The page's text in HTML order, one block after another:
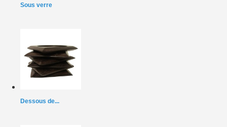
Sous verre
Dessous de...